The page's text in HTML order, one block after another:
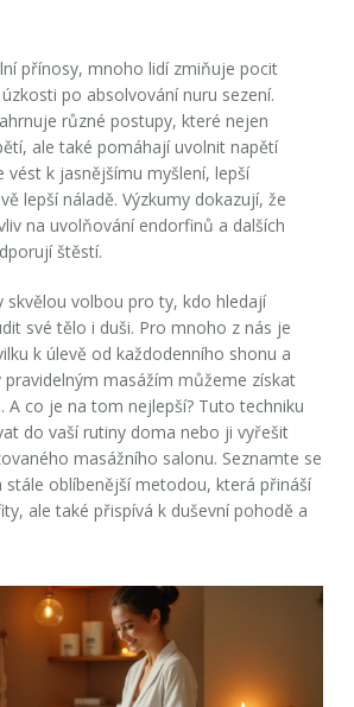
přínosy, mnoho lidí zmiňuje pocit
po absolvování nuru sezení.
různé postupy, které nejen
ale také pomáhají uvolnit napětí
vést k jasnějšímu myšlení, lepší
lepší náladě. Výzkumy dokazují, že
na uvolňování endorfinů a dalších
štěstí.
skvělou volbou pro ty, kdo hledají
své tělo i duši. Pro mnoho z nás je
k úlevě od každodenního shonu a
pravidelným masážím můžeme získat
A co je na tom nejlepší? Tuto techniku
do vaší rutiny doma nebo ji vyřešit
masážního salonu. Seznamte se
oblíbenější metodou, která přináší
ale také přispívá k duševní pohodě a